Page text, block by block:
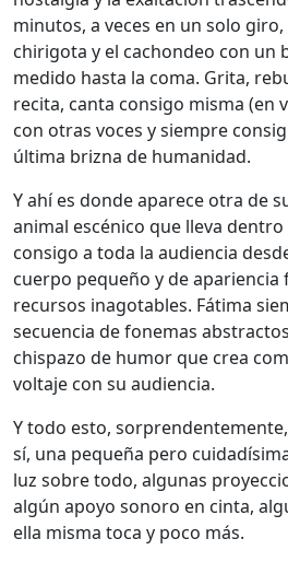
minutos, a veces en un solo giro,
chirigota y el cachondeo con un
medido hasta la coma. Grita,
recita, canta consigo misma (en
con otras voces y siempre
última brizna de humanidad.
Y ahí es donde aparece otra de
animal escénico que lleva
consigo a toda la audiencia
cuerpo pequeño y de
recursos inagotables. Fátima
secuencia de fonemas
chispazo de humor que crea
voltaje con su audiencia.
Y todo esto,
sí, una pequeña pero
luz sobre todo, algunas
algún apoyo sonoro en cinta,
ella misma toca y poco más.